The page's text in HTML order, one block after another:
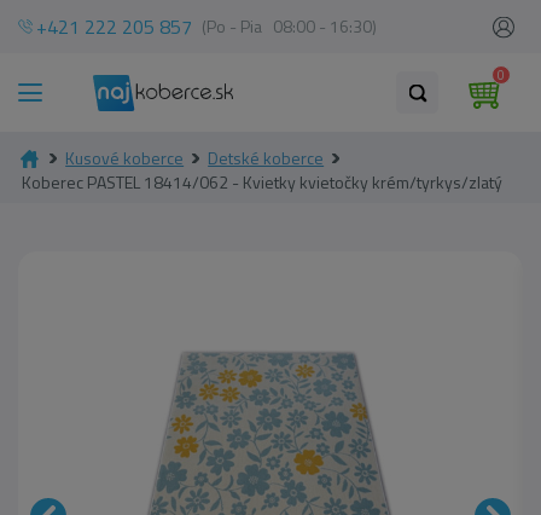
+421 222 205 857 (Po - Pia 08:00 - 16:30)
0
Kusové koberce
Detské koberce
Koberec PASTEL 18414/062 - Kvietky kvietočky krém/tyrkys/zlatý